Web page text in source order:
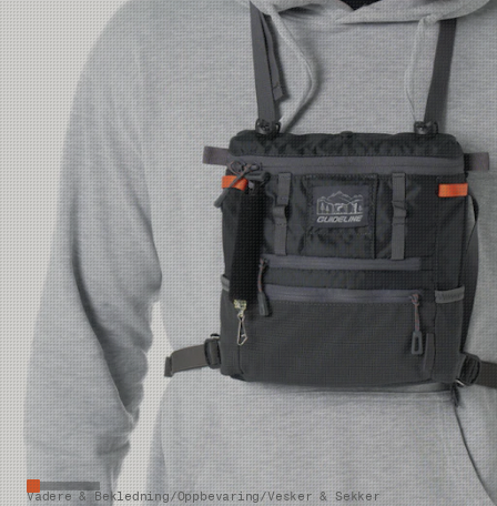
Vadere & Bekledning/Oppbevaring/Vesker & Sekker